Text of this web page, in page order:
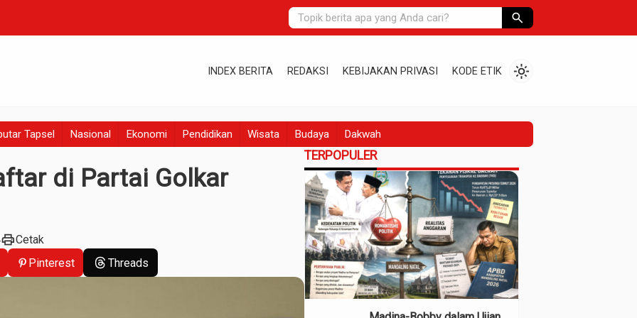
search
INDEX BERITA REDAKSI KEBIJAKAN PRIVASI KODE ETIK light_mode
Tapsel Nasional Ekonomi Pendidikan Wisata Budaya Dakwah
di Partai Golkar
printCetak
Pinterest Threads
TERPOPULER